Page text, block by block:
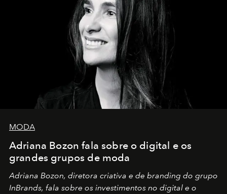
MODA
Adriana Bozon fala sobre o digital e os
grandes grupos de moda
Adriana Bozon, diretora criativa e de branding do grupo
InBrands, fala sobre os investimentos no digital e o